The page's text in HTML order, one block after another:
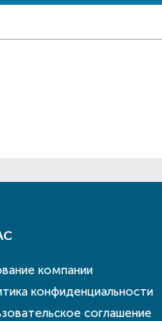
компании
конфиденциальности
соглашение